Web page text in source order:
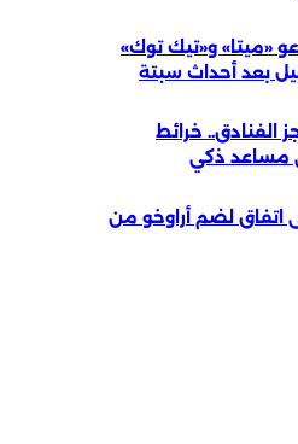
«ميتا» و«تيك توك»
بعد أحداث سبتة
الفنادق.. خرائط
مساعد ذكي
اتفاق لضم أراوخو من